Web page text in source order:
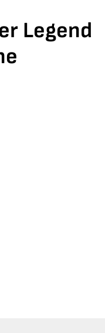
Legend